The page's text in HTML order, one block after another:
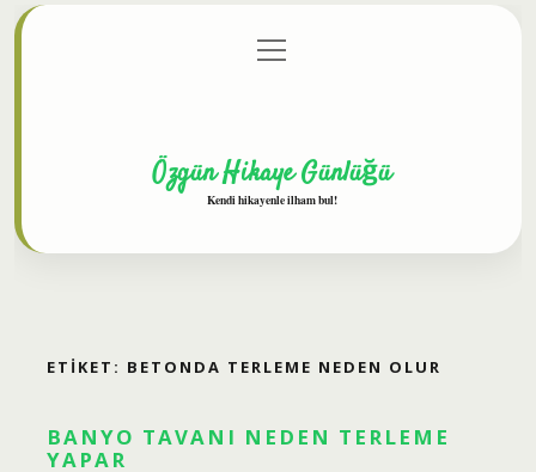
Gizlilik Politikası
menüyü
aç
Özgün Hikaye Günlüğü
Kendi hikayenle ilham bul!
ETIKET: BETONDA TERLEME NEDEN OLUR
BANYO TAVANI NEDEN TERLEME
YAPAR